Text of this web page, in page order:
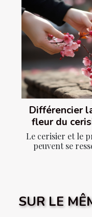
Différencier
fleur du
Le cerisier et le
peuvent se
SUR LE